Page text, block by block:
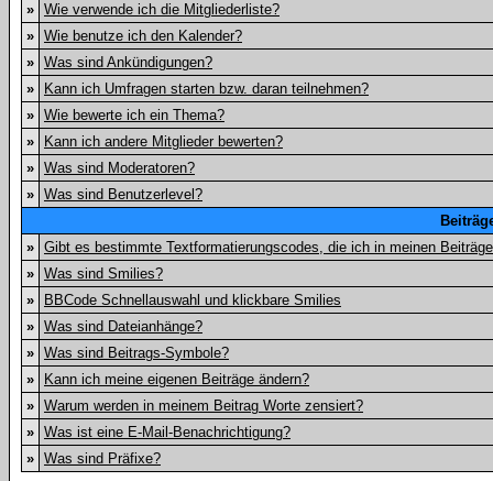
» Wie verwende ich die Mitgliederliste?
» Wie benutze ich den Kalender?
» Was sind Ankündigungen?
»
Kann ich Umfragen starten bzw. daran teilnehmen?
» Wie bewerte ich ein Thema?
»
Kann ich andere Mitglieder bewerten?
» Was sind Moderatoren?
» Was sind Benutzerlevel?
» Gibt es bestimmte Textformatierungscodes, die ich in meinen
» Was sind Smilies?
»
BBCode Schnellauswahl und klickbare Smilies
» Was sind Dateianhänge?
» Was sind Beitrags-Symbole?
»
Kann ich meine eigenen Beiträge ändern?
» Warum werden in meinem Beitrag Worte zensiert?
» Was ist eine E-Mail-Benachrichtigung?
» Was sind Präfixe?